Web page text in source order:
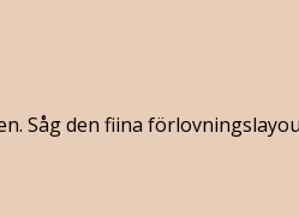
Såg den fiina